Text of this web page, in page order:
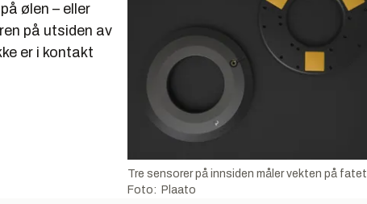
Tre sensorer på innsiden måler vekten på fatet.
Foto: Plaato
ølen – eller
på utsiden av
er i kontakt